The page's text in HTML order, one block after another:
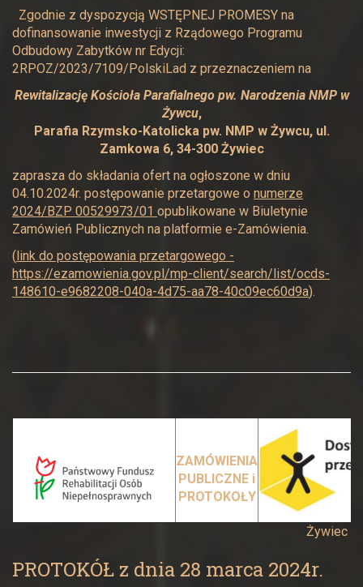
Zgodnie z dyspozycją WSTĘPNEJ PROMESY na
dofinansowanie inwestycji z Rządowego Programu
Odbudowy Zabytków nr Edycji:
2RPOZ/2023/7109/PolskiLad z przeznaczeniem na
Rewitalizację Kościoła Parafialnego pw. Narodzenia NMP w
Żywcu,
Parafia Rzymsko-Katolicka pw. NMP w Żywcu, ul.
Zamkowa 6, 34-300 Żywiec
zaprasza do składania ofert na ogłoszone w dniu
04.10.2024r. postępowanie przetargowe o numerze
2024/BZP 00529973/01 opublikowane w Biuletynie
Zamówień Publicznych na platformie e-Zamówienia.
(link do postępowania przetargowego -
https://ezamowienia.gov.pl/mp-client/search/list/ocds-
148610-e9682208-040a-4d75-aa78-40c09ec60d9a).
ZAMÓWIENIA
PUBLICZNE i
PROTOKOŁY
Żywiec
PROTOKÓŁ z dnia 28 marca 2024r.